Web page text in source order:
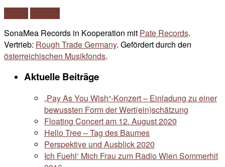
SonaMea Records in Kooperation mit Pate Records.
Vertrieb: Rough Trade Germany. Gefördert durch den
österreichischen Musikfonds.
Aktuelle Beiträge
„Pay As You Wish“-Konzert – Einladung zu einer
bewussten Form der Wert(ein)schätzung
Floating Concert am 12. August 2020
Hello Tree – Tag des Baumes
Perspektive und Ausblick 2020
Ich Fuehl‘ Mich Frau zum Radio Wien Sommerhit